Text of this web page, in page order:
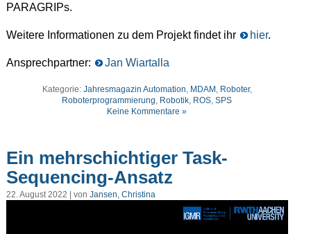
PARAGRIPs.
Weitere Informationen zu dem Projekt findet ihr hier.
Ansprechpartner: Jan Wiartalla
Kategorie: Jahresmagazin Automation, MDAM, Roboter,
Roboterprogrammierung, Robotik, ROS,SPS
Keine Kommentare »
Ein mehrschichtiger Task-
Sequencing-Ansatz
22. August 2022 | von Jansen, Christina